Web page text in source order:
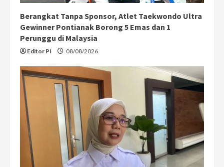
Berangkat Tanpa Sponsor, Atlet Taekwondo Ultra
Gewinner Pontianak Borong 5 Emas dan 1
Perunggu di Malaysia
Editor PI 08/08/2026